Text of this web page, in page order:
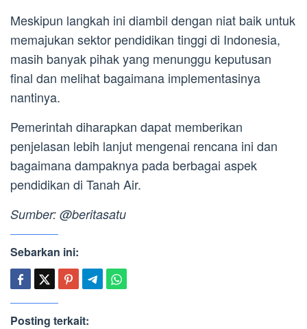
Meskipun langkah ini diambil dengan niat baik untuk
memajukan sektor pendidikan tinggi di Indonesia,
masih banyak pihak yang menunggu keputusan
final dan melihat bagaimana implementasinya
nantinya.
Pemerintah diharapkan dapat memberikan
penjelasan lebih lanjut mengenai rencana ini dan
bagaimana dampaknya pada berbagai aspek
pendidikan di Tanah Air.
Sumber: @beritasatu
Sebarkan ini:
Posting terkait: